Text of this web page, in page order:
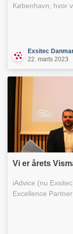
København, hvor
Exsitec
22. marts 2023
Vi er årets
iAdvice (nu
Excellence